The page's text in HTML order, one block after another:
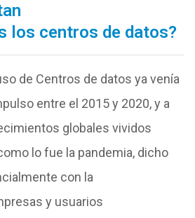
los centros de datos?
de Centros de datos ya venía
entre el 2015 y 2020, y a
globales vividos
lo fue la pandemia, dicho
con la
y usuarios